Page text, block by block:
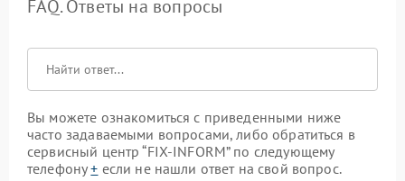
FAQ. Ответы на вопросы
Вы можете ознакомиться с приведенными ниже
часто задаваемыми вопросами, либо обратиться в
сервисный центр “FIX-INFORM” по следующему
телефону+ если не нашли ответ на свой вопрос.